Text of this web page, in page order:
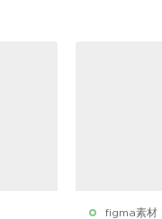
figma素材